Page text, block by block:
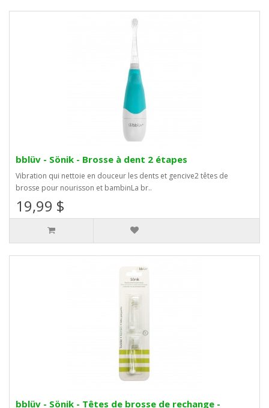
bblüv - Sönik - Brosse à dent 2 étapes
Vibration qui nettoie en douceur les dents et gencive2 têtes de
brosse pour nourisson et bambinLa br..
19,99 $
bblüv - Sönik - Têtes de brosse de rechange -